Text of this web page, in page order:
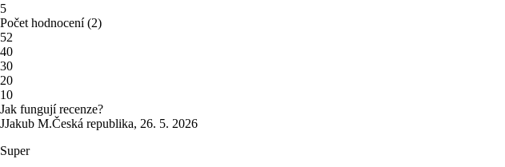
5
Počet hodnocení(2)
52
40
30
20
10
Jak fungují recenze?
JJakub M.Česká republika, 26. 5. 2026
Super